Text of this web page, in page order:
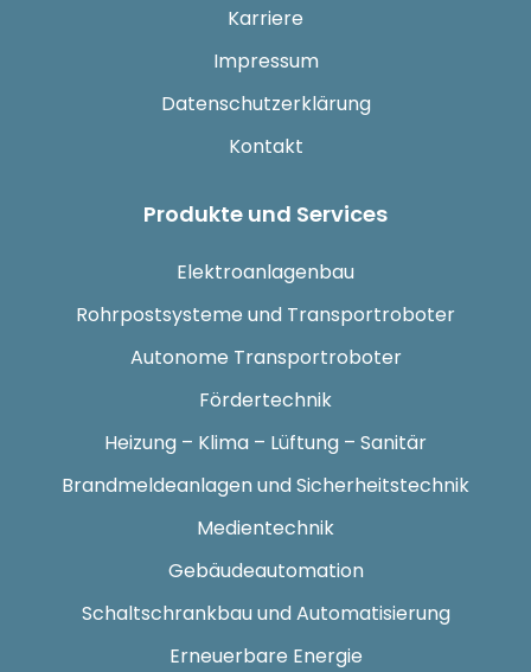
Karriere
Impressum
Datenschutzerklärung
Kontakt
Produkte und Services
Elektroanlagenbau
Rohrpostsysteme und Transportroboter
Autonome Transportroboter
Fördertechnik
Heizung – Klima – Lüftung – Sanitär
Brandmeldeanlagen und Sicherheitstechnik
Medientechnik
Gebäudeautomation
Schaltschrankbau und Automatisierung
Erneuerbare Energie